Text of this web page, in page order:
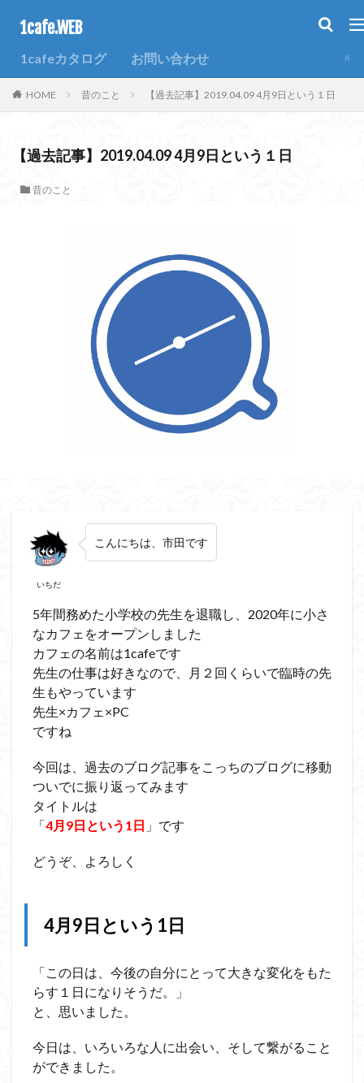
1cafe.WEB
1cafeカタログ お問い合わせ
HOME 昔のこと 【過去記事】2019.04.09 4月9日という１日
【過去記事】2019.04.09 4月9日という１日
昔のこと
いちだ
こんにちは、 市田です
5年間務めた小学校の先生を退職し、2020年に小さ
なカフェをオープンしました
カフェの名前は1cafeです
先生の仕事は好きなので、月２回くらいで臨時の先
生もやっています
先生×カフェ×PC
ですね
今回は、過去のブログ記事をこっちのブログに移動
ついでに振り返ってみます
タイトルは
「4月9日という1日 」です
どうぞ、よろしく
4月9日という1日
「この日は、今後の自分にとって大きな変化をもた
らす１日になりそうだ。」
と、思いました。
今日は、いろいろな人に出会い、そして繋がること
ができました。
カテゴリー
タグ
過去